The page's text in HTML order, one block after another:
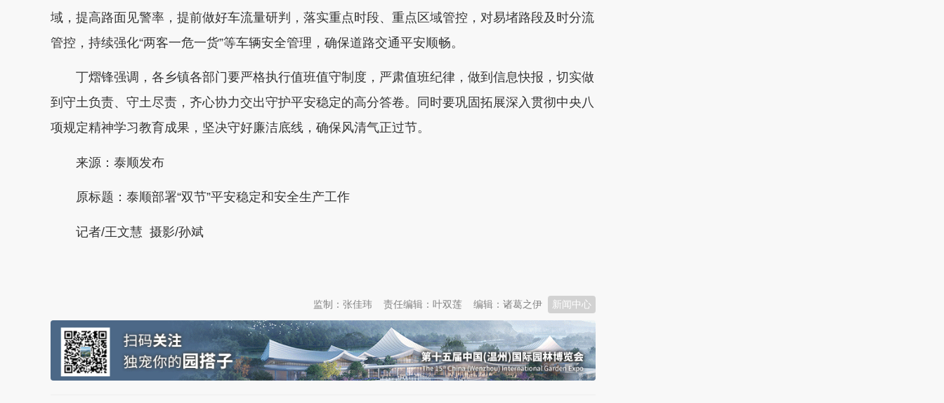
域，提高路面见警率，提前做好车流量研判，落实重点时段、重点区域管控，对易堵路段及时分流
管控，持续强化“两客一危一货”等车辆安全管理，确保道路交通平安顺畅。
丁熠锋强调， 各乡镇各部门要严格执行值班值守制度 ，严肃值班纪律，做到信息快报，切实做
到守土负责、守土尽责，齐心协力交出守护平安稳定的高分答卷。同时要巩固拓展深入贯彻中央八
项规定精神学习教育成果，坚决守好廉洁底线，确保风清气正过节。
来源： 泰顺发布
原标题： 泰顺部署“双节”平安稳定和安全生产工作
记者/王文慧 摄影/孙斌
新闻中心
编辑：诸葛之伊
责任编辑：叶双莲
监制：张佳玮